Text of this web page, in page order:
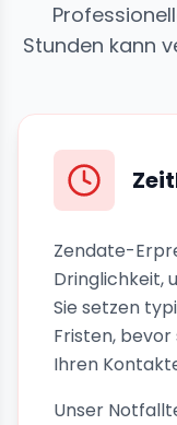
Stunden kann
Zendate-
Dringlichkeit,
Sie setzen
Fristen,
Ihren
Unser